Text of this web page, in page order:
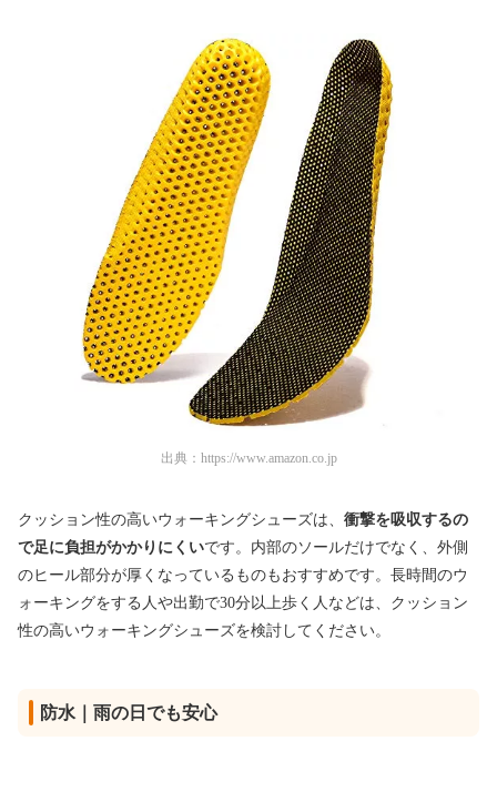
出典： https://www.amazon.co.jp
クッション性の高いウォーキングシューズは、 衝撃を吸収するの
で足に負担がかかりにくいです。内部のソールだけでなく、外側
のヒール部分が厚くなっているものもおすすめです。長時間のウ
ォーキングをする人や出勤で30分以上歩く人などは、クッション
性の高いウォーキングシューズを検討してください。
防水｜雨の日でも安心